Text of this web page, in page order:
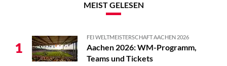
MEIST GELESEN
1
FEI WELTMEISTERSCHAFT AACHEN 2026
Aachen 2026: WM-Programm,
Teams und Tickets